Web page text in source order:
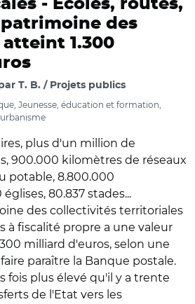
- Ecoles, routes,
des
1.300
T. B. / Projets publics
Jeunesse, éducation et formation,
plus d'un million de
900.000 kilomètres de réseaux
potable, 8.800.000
80.837 stades...
des collectivités territoriales
à fiscalité propre a une valeur
milliard d'euros, selon une
paraître la Banque postale.
fois plus élevé qu'il y a trente
de l'Etat vers les